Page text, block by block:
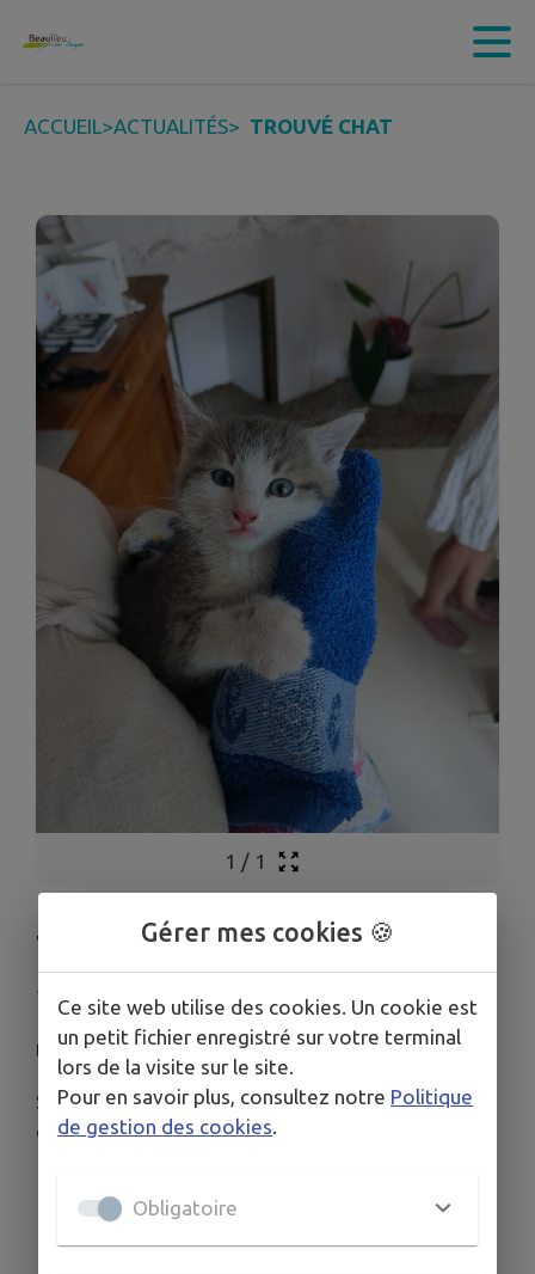
Contenu
ACCUEIL>ACTUALITÉS> TROUVÉ CHAT
1 / 1
TROUVÉ CHAT
Publié le mercredi 27 mai 2026 - Beaulieu-sur-Layon
Un chat a été trouvé dernièrement.
Si vous connaissez le propriétaire, vous pouvez
contacter Martine CHAUVIN au 06/15/63/54/96
Gérer mes cookies 🍪
Ce site web utilise des cookies. Un cookie est
un petit fichier enregistré sur votre terminal
lors de la visite sur le site.
Pour en savoir plus, consultez notre Politique
de gestion des cookies
Obligatoire